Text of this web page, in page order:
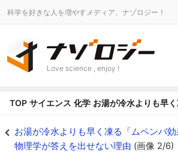
科学を好きな人を増やすメディア、ナゾロジー！
Love science , enjoy !
TOP サイエンス 化学 お湯が冷水よりも早
お湯が冷水よりも早く凍る「ムペンバ
物理学が答えを出せない理由 (画像 2/6)